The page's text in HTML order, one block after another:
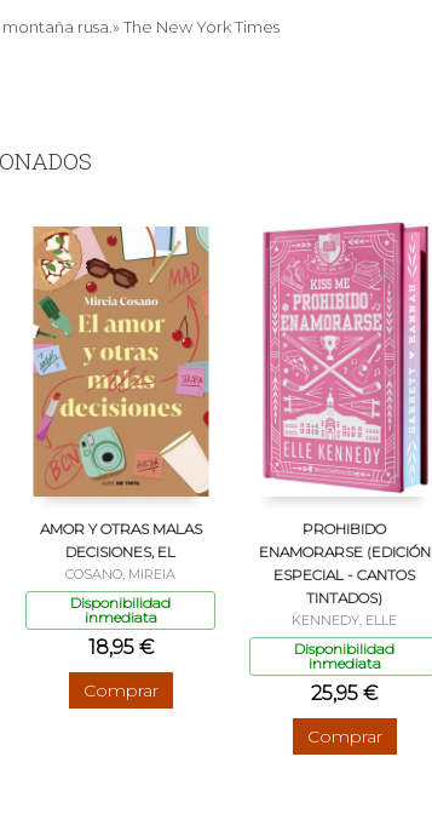
rusa.» The New York Times
AMOR Y OTRAS MALAS
DECISIONES, EL
COSANO, MIREIA
Disponibilidad
inmediata
18,95 €
Comprar
PROHIBIDO
ENAMORARSE (EDICIÓN
ESPECIAL - CANTOS
TINTADOS)
KENNEDY, ELLE
Disponibilidad
inmediata
25,95 €
Comprar